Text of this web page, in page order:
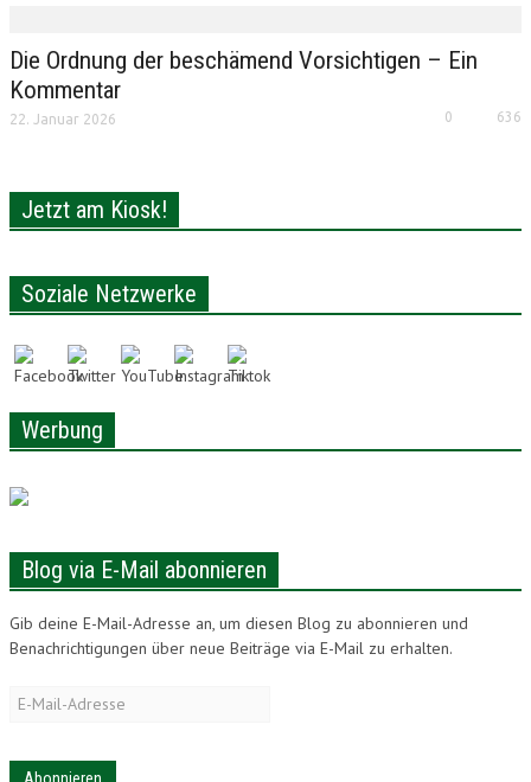
Die Ordnung der beschämend Vorsichtigen – Ein
Kommentar
22. Januar 2026 0 636
Jetzt am Kiosk!
Soziale Netzwerke
Werbung
Blog via E-Mail abonnieren
Gib deine E-Mail-Adresse an, um diesen Blog zu abonnieren und
Benachrichtigungen über neue Beiträge via E-Mail zu erhalten.
E-